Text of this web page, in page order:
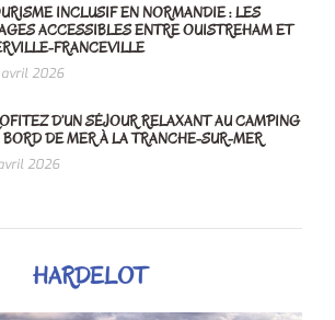
INCLUSIF EN NORMANDIE : LES
ACCESSIBLES ENTRE OUISTREHAM ET
FRANCEVILLE
2026
D’UN SÉJOUR RELAXANT AU CAMPING
DE MER À LA TRANCHE-SUR-MER
2026
HARDELOT